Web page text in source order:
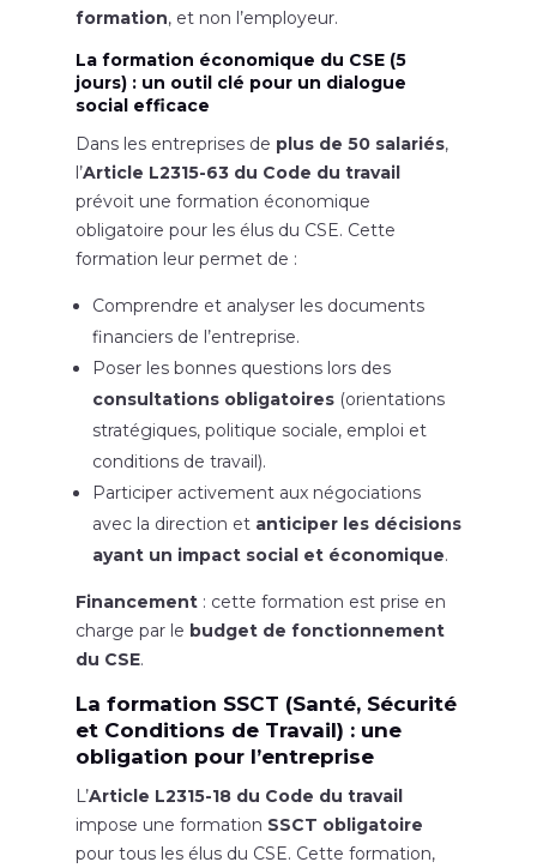
formation, et non l’employeur.
La formation économique du CSE (5
jours) : un outil clé pour un dialogue
social efficace
Dans les entreprises de plus de 50 salariés,
l’Article L2315-63 du Code du travail
prévoit une formation économique
obligatoire pour les élus du CSE. Cette
formation leur permet de :
Comprendre et analyser les documents
financiers de l’entreprise.
Poser les bonnes questions lors des
consultations obligatoires(orientations
stratégiques, politique sociale, emploi et
conditions de travail).
Participer activement aux négociations
avec la direction et anticiper les décisions
ayant un impact social et économique.
Financement: cette formation est prise en
charge par le budget de fonctionnement
du CSE.
La formation SSCT (Santé, Sécurité
et Conditions de Travail) : une
obligation pour l’entreprise
L’Article L2315-18 du Code du travail
impose une formation SSCT obligatoire
pour tous les élus du CSE. Cette formation,